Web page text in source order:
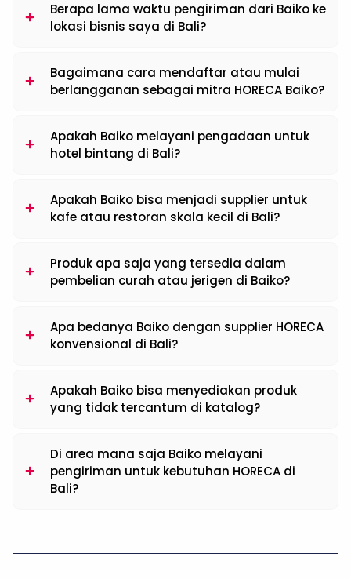
Berapa lama waktu pengiriman dari Baiko ke
lokasi bisnis saya di Bali?
Bagaimana cara mendaftar atau mulai
berlangganan sebagai mitra HORECA Baiko?
Apakah Baiko melayani pengadaan untuk
hotel bintang di Bali?
Apakah Baiko bisa menjadi supplier untuk
kafe atau restoran skala kecil di Bali?
Produk apa saja yang tersedia dalam
pembelian curah atau jerigen di Baiko?
Apa bedanya Baiko dengan supplier HORECA
konvensional di Bali?
Apakah Baiko bisa menyediakan produk
yang tidak tercantum di katalog?
Di area mana saja Baiko melayani
pengiriman untuk kebutuhan HORECA di
Bali?